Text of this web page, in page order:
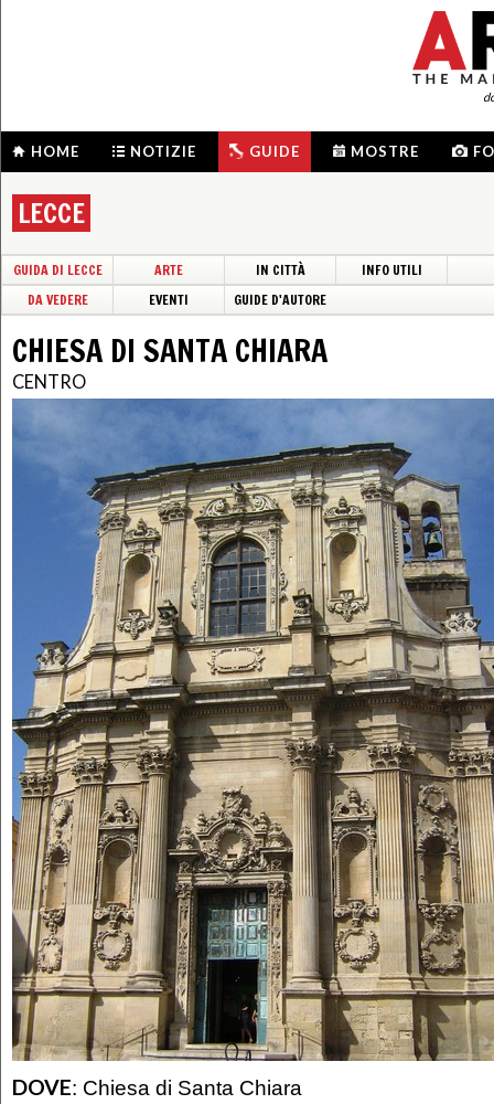
HOME NOTIZIE GUIDE MOSTRE
LECCE
GUIDA DI LECCE ARTE IN CITTÀ
INFO UTILI
DA VEDERE
EVENTI GUIDE D'AUTORE
CHIESA DI SANTA CHIARA
CENTRO
DOVE: Chiesa di Santa Chiara